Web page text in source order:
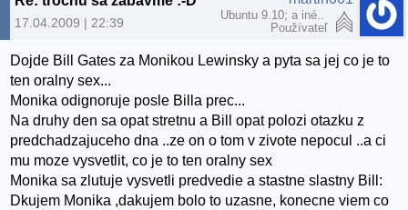
17.04.2009 | 22:39
Ubuntu 9.10; a iné..
Používateľ
Dojde Bill Gates za Monikou Lewinsky a pyta sa jej co je to
ten oralny sex...
Monika odignoruje posle Billa prec...
Na druhy den sa opat stretnu a Bill opat polozi otazku z
predchadzajuceho dna ..ze on o tom v zivote nepocul ..a ci
mu moze vysvetlit, co je to ten oralny sex
Monika sa zlutuje vysvetli predvedie a stastne slastny Bill:
Dkujem Monika ,dakujem bolo to uzasne, konecne viem co